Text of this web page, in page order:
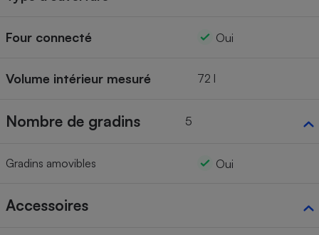
Four connecté Oui
Volume intérieur mesuré 72 l
Nombre de gradins 5
Gradins amovibles Oui
Accessoires